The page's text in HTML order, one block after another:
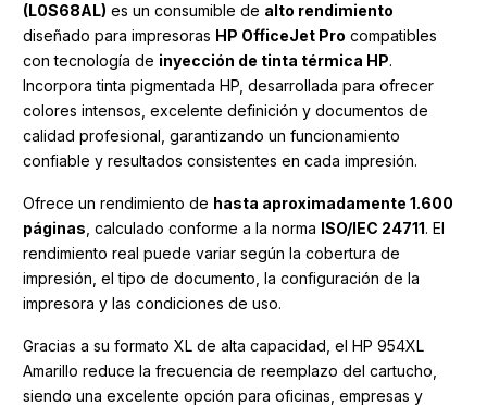
(L0S68AL) es un consumible de alto rendimiento
diseñado para impresoras HP OfficeJet Pro compatibles
con tecnología de inyección de tinta térmica HP.
Incorpora tinta pigmentada HP, desarrollada para ofrecer
colores intensos, excelente definición y documentos de
calidad profesional, garantizando un funcionamiento
confiable y resultados consistentes en cada impresión.
Ofrece un rendimiento de hasta aproximadamente 1.600
páginas , calculado conforme a la norma ISO/IEC 24711. El
rendimiento real puede variar según la cobertura de
impresión, el tipo de documento, la configuración de la
impresora y las condiciones de uso.
Gracias a su formato XL de alta capacidad, el HP 954XL
Amarillo reduce la frecuencia de reemplazo del cartucho,
siendo una excelente opción para oficinas, empresas y